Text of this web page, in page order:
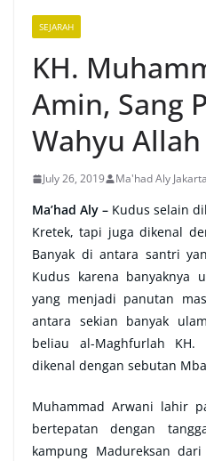
SEJARAH
KH.
Amin, Sang
Wahyu Allah
July 26, 2019 Ma'had Aly Jakarta
Ma’had Aly – Kudus selain
Kretek, tapi juga dikenal
Banyak di antara santri
Kudus karena banyaknya
yang menjadi panutan
antara sekian banyak
beliau al-Maghfurlah
dikenal dengan sebutan
Muhammad Arwani lahir
bertepatan dengan
kampung Madureksan